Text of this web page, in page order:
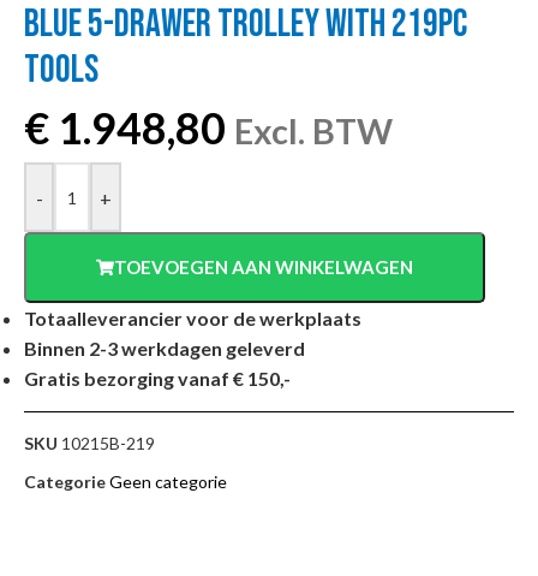
BLUE 5-DRAWER TROLLEY WITH 219PC
TOOLS
€ 1.948,80 Excl. BTW
- +
TOEVOEGEN AAN WINKELWAGEN
Totaalleverancier voor de werkplaats
Binnen 2-3 werkdagen geleverd
Gratis bezorging vanaf € 150,-
SKU 10215B-219
CategorieGeen categorie